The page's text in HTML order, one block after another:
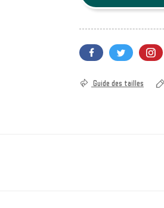
Guide des tailles